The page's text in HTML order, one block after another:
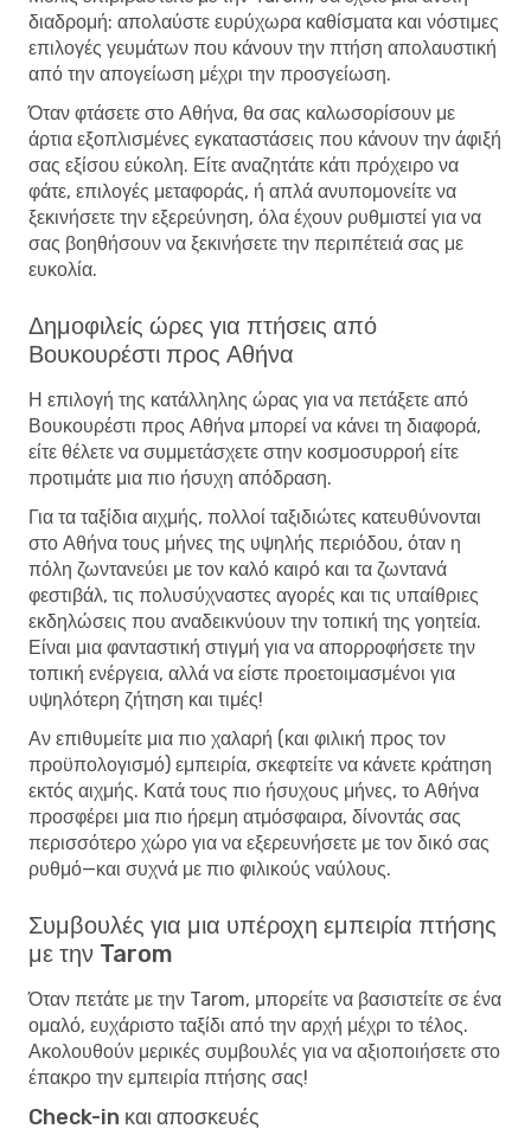
διαδρομή: απολαύστε ευρύχωρα καθίσματα και νόστιμες
επιλογές γευμάτων που κάνουν την πτήση απολαυστική
από την απογείωση μέχρι την προσγείωση.
Όταν φτάσετε στο Αθήνα, θα σας καλωσορίσουν με
άρτια εξοπλισμένες εγκαταστάσεις που κάνουν την άφιξή
σας εξίσου εύκολη. Είτε αναζητάτε κάτι πρόχειρο να
φάτε, επιλογές μεταφοράς, ή απλά ανυπομονείτε να
ξεκινήσετε την εξερεύνηση, όλα έχουν ρυθμιστεί για να
σας βοηθήσουν να ξεκινήσετε την περιπέτειά σας με
ευκολία.
Δημοφιλείς ώρες για πτήσεις από
Βουκουρέστι προς Αθήνα
Η επιλογή της κατάλληλης ώρας για να πετάξετε από
Βουκουρέστι προς Αθήνα μπορεί να κάνει τη διαφορά,
είτε θέλετε να συμμετάσχετε στην κοσμοσυρροή είτε
προτιμάτε μια πιο ήσυχη απόδραση.
Για τα ταξίδια αιχμής, πολλοί ταξιδιώτες κατευθύνονται
στο Αθήνα τους μήνες της υψηλής περιόδου, όταν η
πόλη ζωντανεύει με τον καλό καιρό και τα ζωντανά
φεστιβάλ, τις πολυσύχναστες αγορές και τις υπαίθριες
εκδηλώσεις που αναδεικνύουν την τοπική της γοητεία.
Είναι μια φανταστική στιγμή για να απορροφήσετε την
τοπική ενέργεια, αλλά να είστε προετοιμασμένοι για
υψηλότερη ζήτηση και τιμές!
Αν επιθυμείτε μια πιο χαλαρή (και φιλική προς τον
προϋπολογισμό) εμπειρία, σκεφτείτε να κάνετε κράτηση
εκτός αιχμής. Κατά τους πιο ήσυχους μήνες, το Αθήνα
προσφέρει μια πιο ήρεμη ατμόσφαιρα, δίνοντάς σας
περισσότερο χώρο για να εξερευνήσετε με τον δικό σας
ρυθμό—και συχνά με πιο φιλικούς ναύλους.
Συμβουλές για μια υπέροχη εμπειρία πτήσης
με την Tarom
Όταν πετάτε με την Tarom, μπορείτε να βασιστείτε σε ένα
ομαλό, ευχάριστο ταξίδι από την αρχή μέχρι το τέλος.
Ακολουθούν μερικές συμβουλές για να αξιοποιήσετε στο
έπακρο την εμπειρία πτήσης σας!
Check-in και αποσκευές